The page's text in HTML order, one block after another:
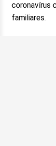
coronavírus
familiares.